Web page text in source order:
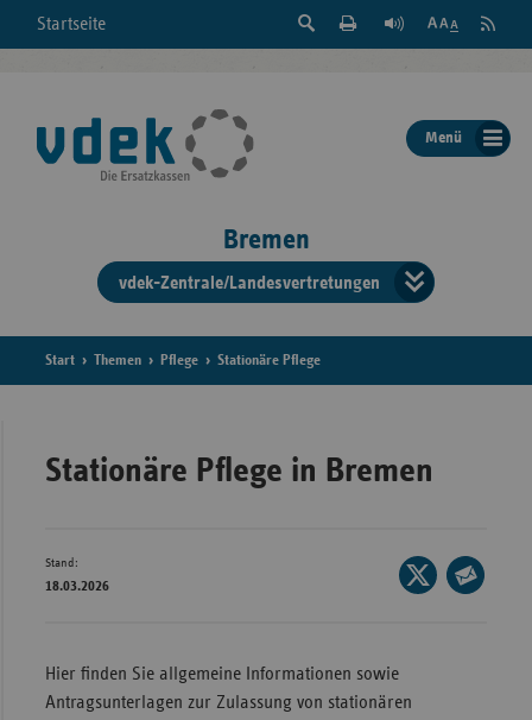
Startseite
Suche
der
Seite
Feed
Menü
Bremen
vdek-Zentrale/Landesvertretungen
der
Start Themen Pflege Stationäre Pflege
Stationäre Pflege in Bremen
Stand:
18.03.2026
Seite
auf
Hier finden Sie allgemeine Informationen sowie
Antragsunterlagen zur Zulassung von stationären